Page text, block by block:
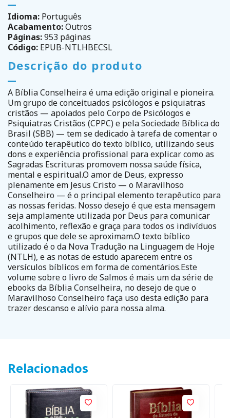
Idioma: Português
Acabamento:Outros
Páginas:953 páginas
Código: EPUB-NTLHBECSL
Descrição do produto
A Bíblia Conselheira é uma edição original e pioneira.
Um grupo de conceituados psicólogos e psiquiatras
cristãos — apoiados pelo Corpo de Psicólogos e
Psiquiatras Cristãos (CPPC) e pela Sociedade Bíblica do
Brasil (SBB) — tem se dedicado à tarefa de comentar o
conteúdo terapêutico do texto bíblico, utilizando seus
dons e experiência profissional para explicar como as
Sagradas Escrituras promovem nossa saúde física,
mental e espiritual.O amor de Deus, expresso
plenamente em Jesus Cristo — o Maravilhoso
Conselheiro — é o principal elemento terapêutico para
as nossas feridas. Nosso desejo é que esta mensagem
seja amplamente utilizada por Deus para comunicar
acolhimento, reflexão e graça para todos os indivíduos
e grupos que dele se aproximam.O texto bíblico
utilizado é o da Nova Tradução na Linguagem de Hoje
(NTLH), e as notas de estudo aparecem entre os
versículos bíblicos em forma de comentários.Este
volume sobre o livro de Salmos é mais um da série de
ebooks da Bíblia Conselheira, no desejo de que o
Maravilhoso Conselheiro faça uso desta edição para
trazer descanso e alívio para nossa alma.
Relacionados